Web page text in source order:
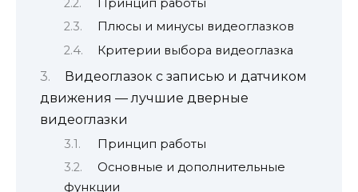
Принцип работы
Плюсы и минусы видеоглазков
Критерии выбора видеоглазка
Видеоглазок с записью и датчиком
движения — лучшие дверные
видеоглазки
Принцип работы
Основные и дополнительные
функции